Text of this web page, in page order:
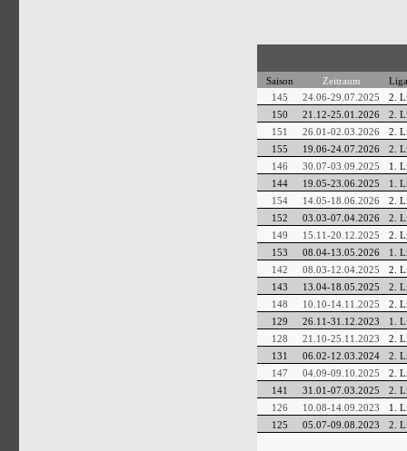
Saison Zeitraum
Liga
145
24.06-29.07.2025
2.
150
21.12-25.01.2026
2.
151
26.01-02.03.2026
2.
155
19.06-24.07.2026
2.
146
30.07-03.09.2025
1.
144
19.05-23.06.2025
1.
154
14.05-18.06.2026
2.
152
03.03-07.04.2026
2.
149
15.11-20.12.2025
2.
153
08.04-13.05.2026
1.
142
08.03-12.04.2025
2.
143
13.04-18.05.2025
2.
148
10.10-14.11.2025
2.
129
26.11-31.12.2023
1.
128
21.10-25.11.2023
2.
131
06.02-12.03.2024
2.
147
04.09-09.10.2025
2.
141
31.01-07.03.2025
2.
126
10.08-14.09.2023
1.
125
05.07-09.08.2023 2.